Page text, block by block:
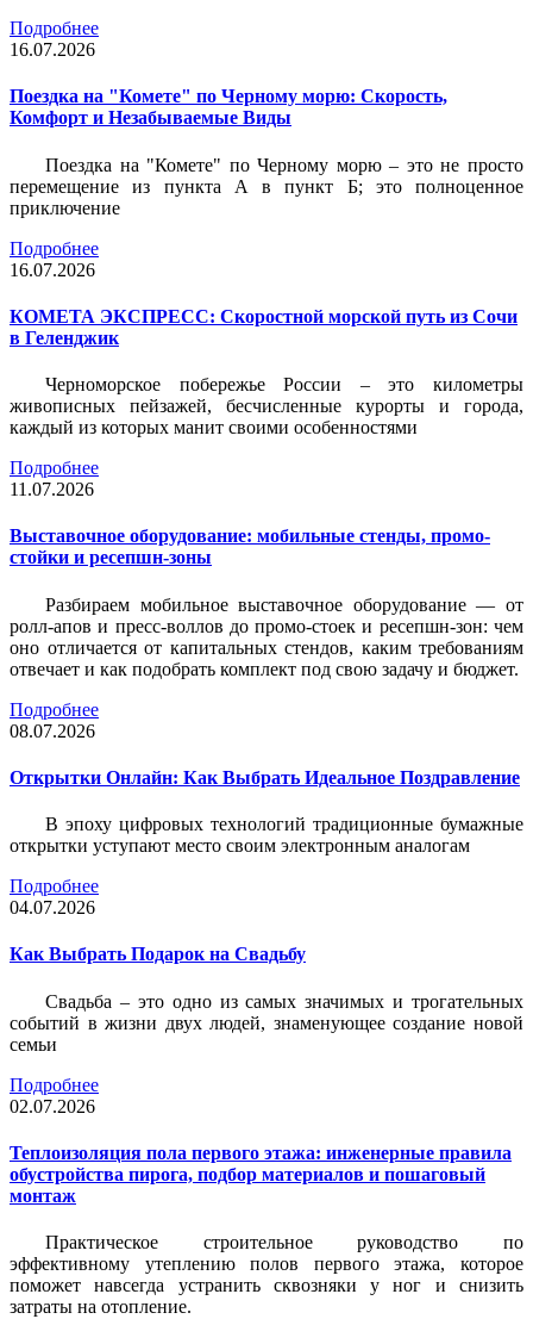
Подробнее
16.07.2026
Поездка на "Комете" по Черному морю: Скорость,
Комфорт и Незабываемые Виды
Поездка на "Комете" по Черному морю – это не просто
перемещение из пункта А в пункт Б; это полноценное
приключение
Подробнее
16.07.2026
КОМЕТА ЭКСПРЕСС: Скоростной морской путь из Сочи
в Геленджик
Черноморское побережье России – это километры
живописных пейзажей, бесчисленные курорты и города,
каждый из которых манит своими особенностями
Подробнее
11.07.2026
Выставочное оборудование: мобильные стенды, промо-
стойки и ресепшн-зоны
Разбираем мобильное выставочное оборудование — от
ролл-апов и пресс-воллов до промо-стоек и ресепшн-зон: чем
оно отличается от капитальных стендов, каким требованиям
отвечает и как подобрать комплект под свою задачу и бюджет.
Подробнее
08.07.2026
Открытки Онлайн: Как Выбрать Идеальное Поздравление
В эпоху цифровых технологий традиционные бумажные
открытки уступают место своим электронным аналогам
Подробнее
04.07.2026
Как Выбрать Подарок на Свадьбу
Свадьба – это одно из самых значимых и трогательных
событий в жизни двух людей, знаменующее создание новой
семьи
Подробнее
02.07.2026
Теплоизоляция пола первого этажа: инженерные правила
обустройства пирога, подбор материалов и пошаговый
монтаж
Практическое строительное руководство по
эффективному утеплению полов первого этажа, которое
поможет навсегда устранить сквозняки у ног и снизить
затраты на отопление.